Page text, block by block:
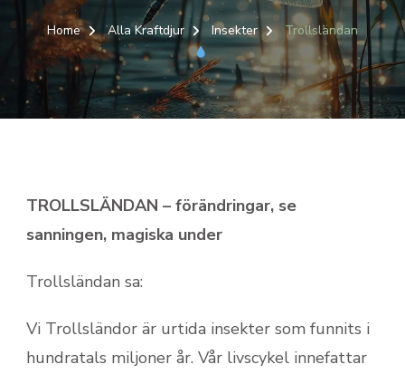
Home Alla Kraftdjur Insekter Trollsländan
TROLLSLÄNDAN – förändringar, se
sanningen, magiska under
Trollsländan sa:
Vi Trollsländor är urtida insekter som funnits i
hundratals miljoner år. Vår livscykel innefattar